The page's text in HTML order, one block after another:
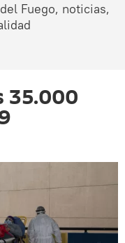
Fuego, noticias,
35.000